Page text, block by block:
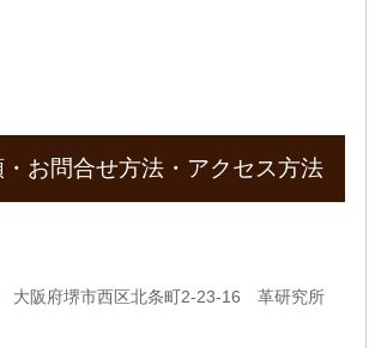
お問合せ方法・アクセス方法
大阪府堺市西区北条町2-23-16 革研究所